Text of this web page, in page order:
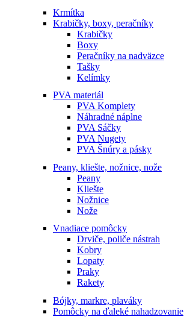
Krmítka
Krabičky, boxy, peračníky
Krabičky
Boxy
Peračníky na nadväzce
Tašky
Kelímky
PVA materiál
PVA Komplety
Náhradné náplne
PVA Sáčky
PVA Nugety
PVA Šnúry a pásky
Peany, kliešte, nožnice, nože
Peany
Kliešte
Nožnice
Nože
Vnadiace pomôcky
Drviče, poliče nástrah
Kobry
Lopaty
Praky
Rakety
Bójky, markre, plaváky
Pomôcky na ďaleké nahadzovanie